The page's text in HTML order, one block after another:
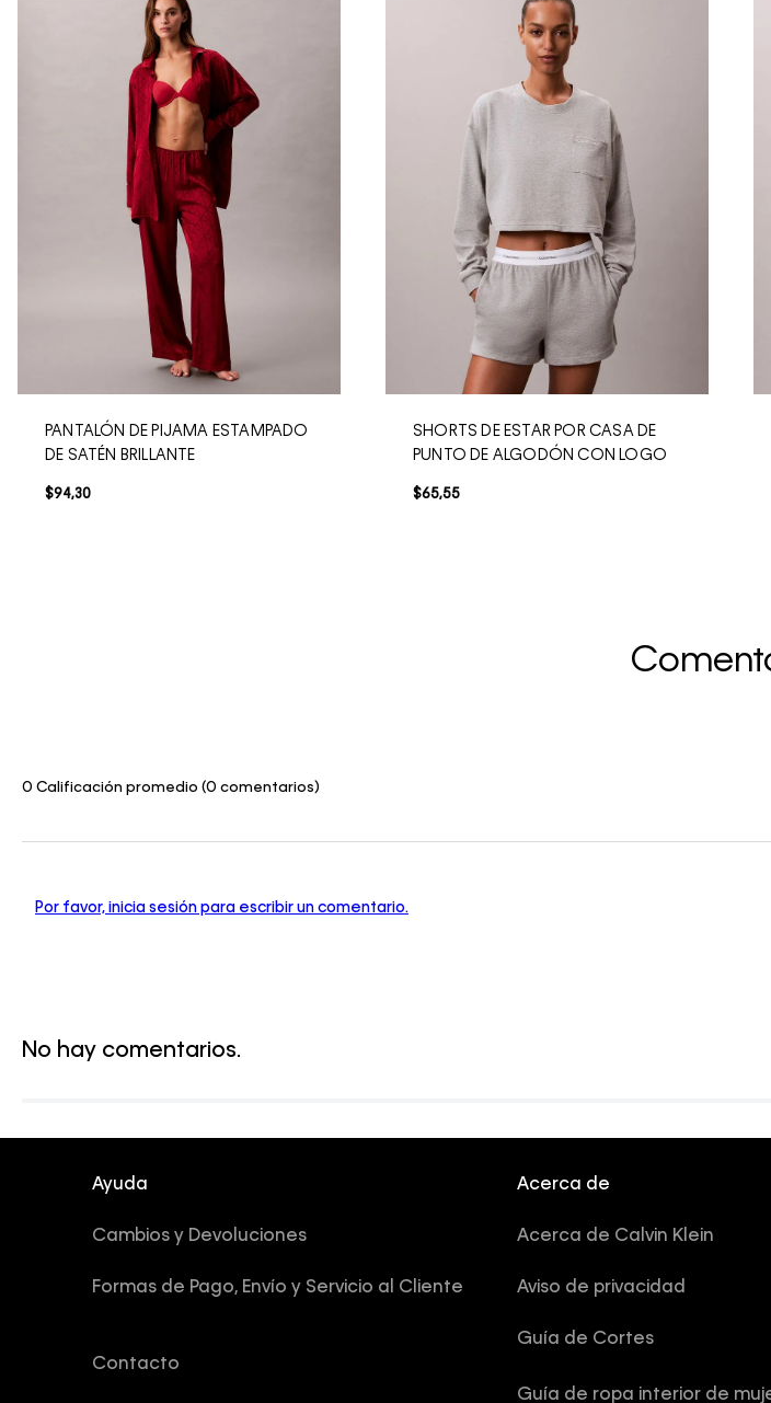
PANTALÓN DE PIJAMA ESTAMPADO
DE SATÉN BRILLANTE
$94,30
SHORTS DE ESTAR POR CASA DE
PUNTO DE ALGODÓN CON LOGO
$65,55
0 Calificación promedio (0 comentarios)
Por favor, inicia sesión para escribir un comentario.
No hay comentarios.
Ayuda
Cambios y Devoluciones
Formas de Pago, Envío y Servicio al Cliente
Contacto
Acerca de
Acerca de Calvin Klein
Aviso de privacidad
Guía de Cortes
Guía de ropa interior de